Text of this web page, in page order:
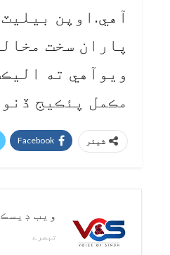
آهي.اوپن
پاران سخت
ويوآهي ته
مڪمل پئڪيج
شیئر Facebook
ويب ڊيسڪ
تبصرے